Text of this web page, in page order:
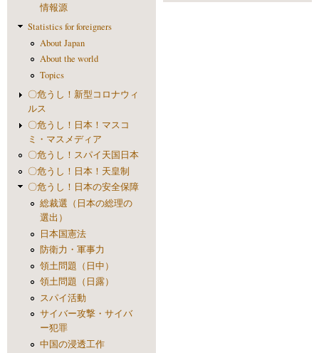
情報源
Statistics for foreigners
About Japan
About the world
Topics
〇危うし！新型コロナウィ
ルス
〇危うし！日本！マスコ
ミ・マスメディア
〇危うし！スパイ天国日本
〇危うし！日本！天皇制
〇危うし！日本の安全保障
総裁選（日本の総理の
選出）
日本国憲法
防衛力・軍事力
領土問題（日中）
領土問題（日露）
スパイ活動
サイバー攻撃・サイバ
ー犯罪
中国の浸透工作